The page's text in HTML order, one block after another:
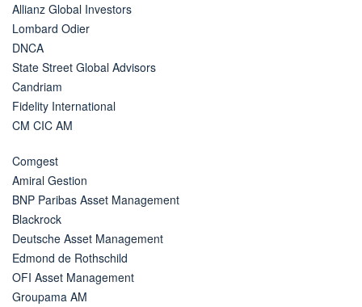
Allianz Global Investors
Lombard Odier
DNCA
State Street Global Advisors
Candriam
Fidelity International
CM CIC AM
Comgest
Amiral Gestion
BNP Paribas Asset Management
Blackrock
Deutsche Asset Management
Edmond de Rothschild
OFI Asset Management
Groupama AM